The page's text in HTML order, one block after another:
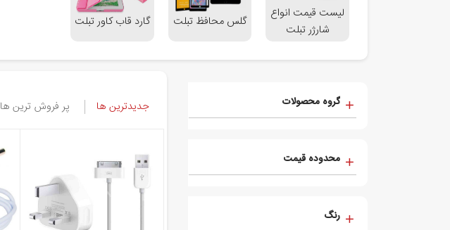
لیست قیمت انواع
شارژر تبلت
گلس محافظ تبلت گارد قاب کاور تبلت
گروه محصولات
محدوده قیمت
رنگ
جدیدترین ها پر فروش ترین ها